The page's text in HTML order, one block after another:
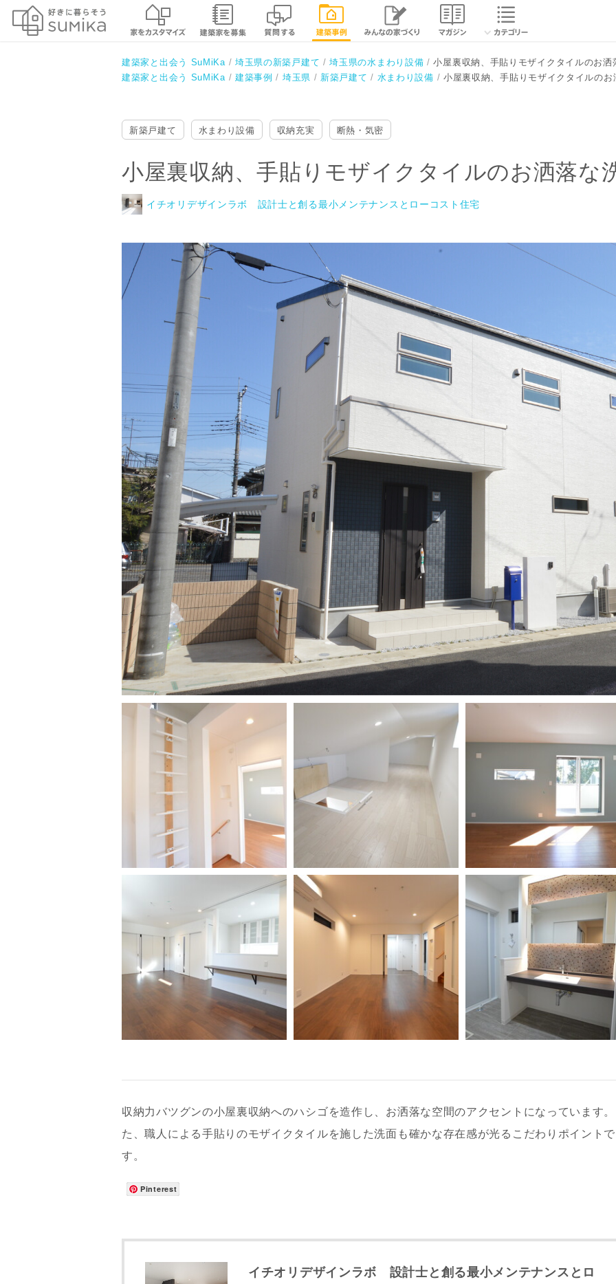
閉じる
建築家と出会う SuMiKa 埼玉県の新築戸建て 埼玉県の水まわり設備
小屋裏収納、手貼りモザイクタイルのお洒
建築家と出会う SuMiKa
建築事例 埼玉県 新築戸建て 水まわり設備 小屋裏収納、手貼りモザイクタイルのお
小屋裏収納、手貼りモザイクタイルのお洒落な洗面がある家
イチオリデザインラボ 設計士と創る最小メンテナンスとローコスト住宅
新築戸建て 水まわり設備 収納充実 断熱・気密
小屋裏収納、手貼りモザイクタイルのお洒落な
イチオリデザインラボ 設計士と創る最小メンテナンスとローコスト住宅
収納力バツグンの小屋裏収納へのハシゴを造作し、お洒落な空間のアクセントになっています。
た、職人による手貼りのモザイクタイルを施した洗面も確かな存在感が光るこだわりポイントで
す。
Pinterest
イチオリデザインラボ 設計士と創る最小メンテナンスとロ
ご住所 郵便番号 -